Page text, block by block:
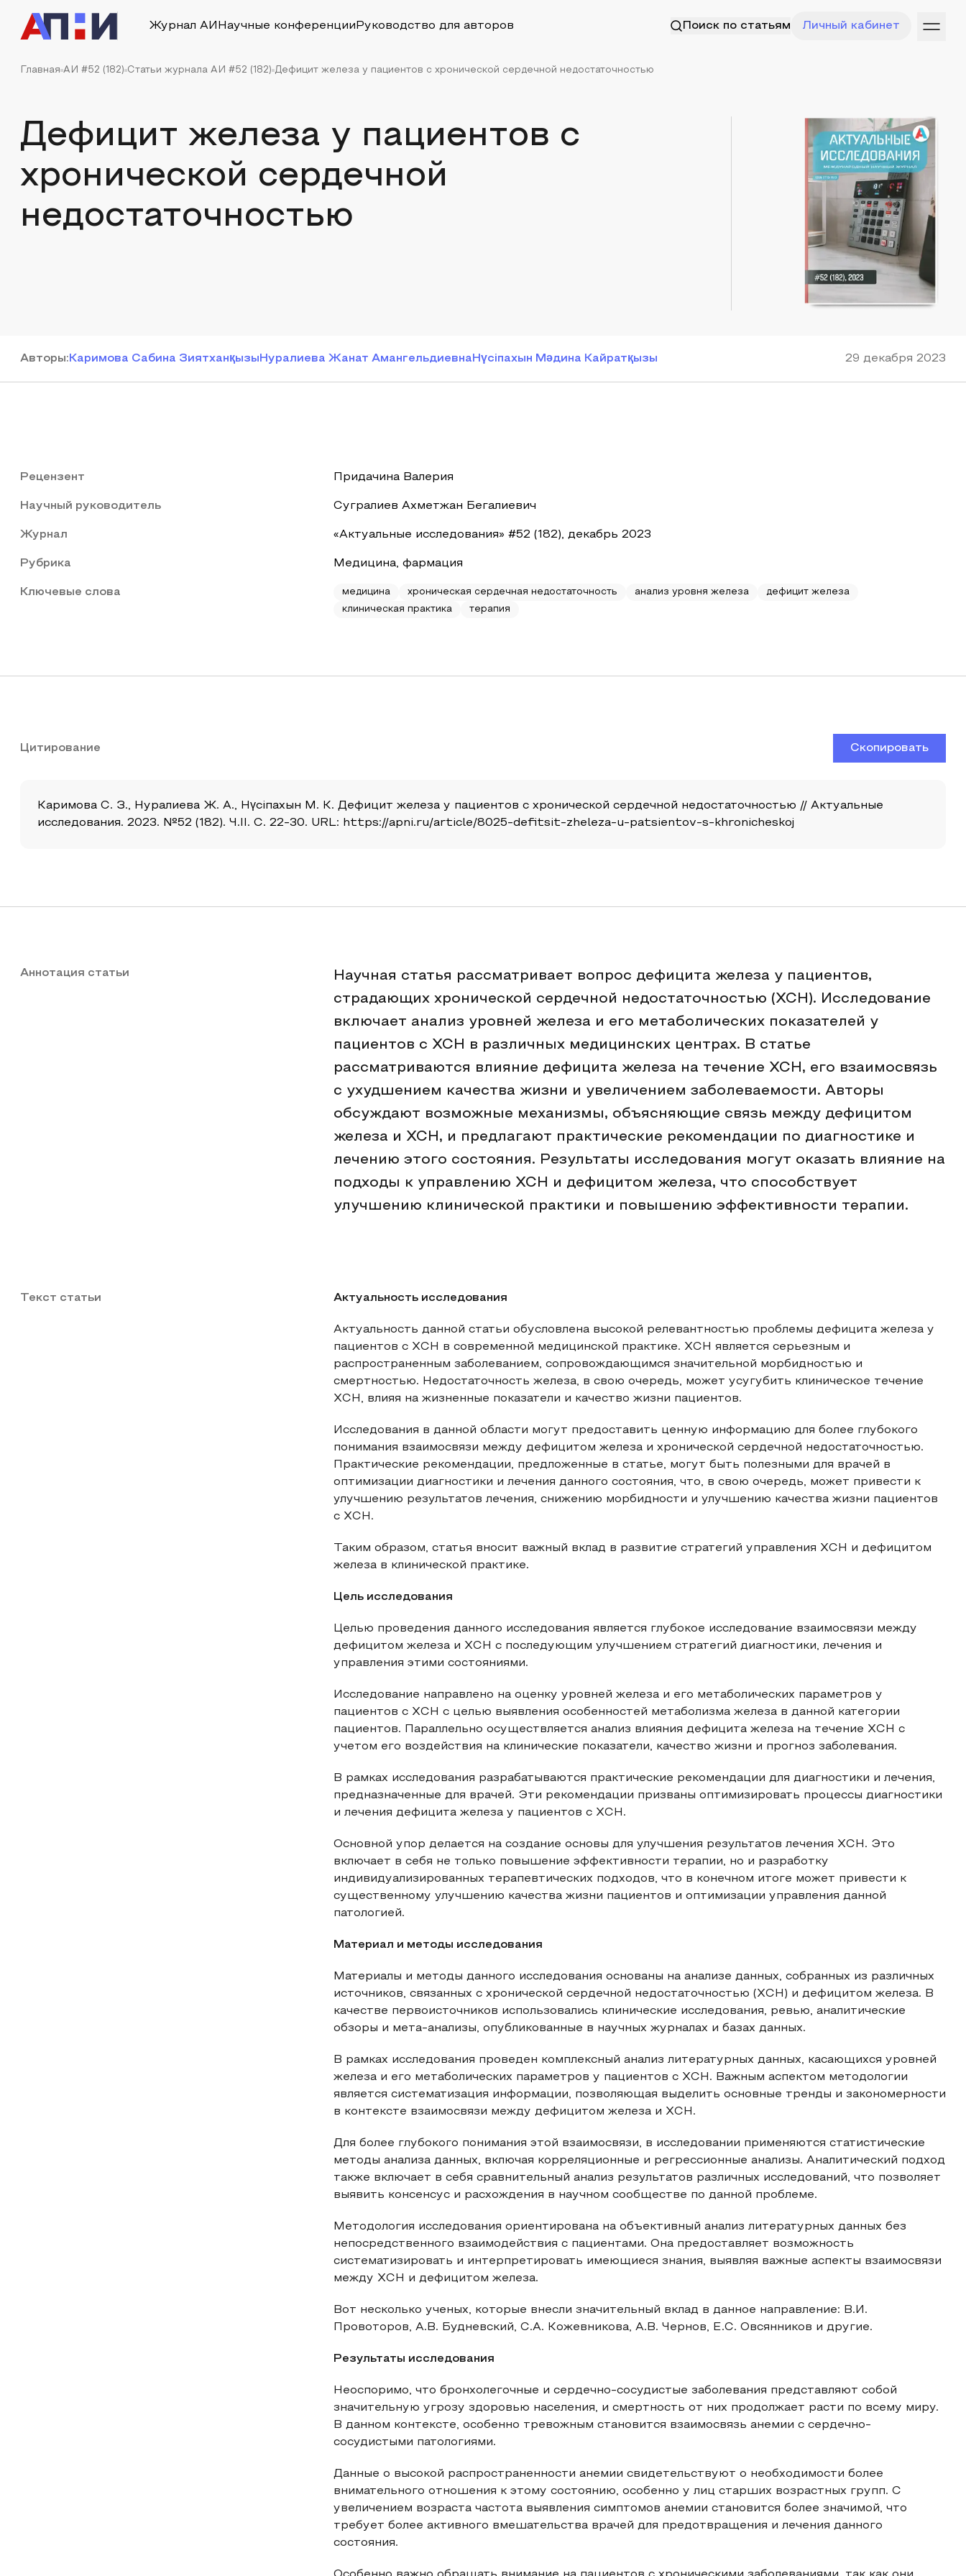
Журнал АИ Научные конференции Руководство для авторов Поиск по статьям Личный кабинет
Главная АИ #52 (182) Статьи журнала АИ #52 (182) Дефицит железа у пациентов с хронической сердечной недостаточностью
Дефицит железа у пациентов с
хронической сердечной
недостаточностью
Авторы: Каримова Сабина Зиятханқызы Нуралиева Жанат Амангельдиевна Нүсiпахын Мǝдина Кайратқызы 29 декабря 2023
Рецензент Придачина Валерия
Научный руководитель Сугралиев Ахметжан Бегалиевич
Журнал «Актуальные исследования» #52 (182), декабрь 2023
Рубрика Медицина, фармация
Ключевые слова медицина хроническая сердечная недостаточность анализ уровня железа
дефицит железа
клиническая практика
терапия
Цитирование Скопировать
Каримова С. З., Нуралиева Ж. А., Нүсiпахын М. К. Дефицит железа у пациентов с хронической сердечной недостаточностью // Актуальные
исследования. 2023. №52 (182). Ч.II. С. 22-30. URL: https://apni.ru/article/8025-defitsit-zheleza-u-patsientov-s-khronicheskoj
Аннотация статьи
Научная статья рассматривает вопрос дефицита железа у пациентов,
страдающих хронической сердечной недостаточностью (ХСН). Исследование
включает анализ уровней железа и его метаболических показателей у
пациентов с ХСН в различных медицинских центрах. В статье
рассматриваются влияние дефицита железа на течение ХСН, его взаимосвязь
с ухудшением качества жизни и увеличением заболеваемости. Авторы
обсуждают возможные механизмы, объясняющие связь между дефицитом
железа и ХСН, и предлагают практические рекомендации по диагностике и
лечению этого состояния. Результаты исследования могут оказать влияние на
подходы к управлению ХСН и дефицитом железа, что способствует
улучшению клинической практики и повышению эффективности терапии.
Текст статьи Актуальность исследования
Актуальность данной статьи обусловлена высокой релевантностью проблемы дефицита железа у
пациентов с ХСН в современной медицинской практике. ХСН является серьезным и
распространенным заболеванием, сопровождающимся значительной морбидностью и
смертностью. Недостаточность железа, в свою очередь, может усугубить клиническое течение
ХСН, влияя на жизненные показатели и качество жизни пациентов.
Исследования в данной области могут предоставить ценную информацию для более глубокого
понимания взаимосвязи между дефицитом железа и хронической сердечной недостаточностью.
Практические рекомендации, предложенные в статье, могут быть полезными для врачей в
оптимизации диагностики и лечения данного состояния, что, в свою очередь, может привести к
улучшению результатов лечения, снижению морбидности и улучшению качества жизни пациентов
с ХСН.
Таким образом, статья вносит важный вклад в развитие стратегий управления ХСН и дефицитом
железа в клинической практике.
Цель исследования
Целью проведения данного исследования является глубокое исследование взаимосвязи между
дефицитом железа и ХСН с последующим улучшением стратегий диагностики, лечения и
управления этими состояниями.
Исследование направлено на оценку уровней железа и его метаболических параметров у
пациентов с ХСН с целью выявления особенностей метаболизма железа в данной категории
пациентов. Параллельно осуществляется анализ влияния дефицита железа на течение ХСН с
учетом его воздействия на клинические показатели, качество жизни и прогноз заболевания.
В рамках исследования разрабатываются практические рекомендации для диагностики и лечения,
предназначенные для врачей. Эти рекомендации призваны оптимизировать процессы диагностики
и лечения дефицита железа у пациентов с ХСН.
Основной упор делается на создание основы для улучшения результатов лечения ХСН. Это
включает в себя не только повышение эффективности терапии, но и разработку
индивидуализированных терапевтических подходов, что в конечном итоге может привести к
существенному улучшению качества жизни пациентов и оптимизации управления данной
патологией.
Материал и методы исследования
Материалы и методы данного исследования основаны на анализе данных, собранных из различных
источников, связанных с хронической сердечной недостаточностью (ХСН) и дефицитом железа. В
качестве первоисточников использовались клинические исследования, ревью, аналитические
обзоры и мета-анализы, опубликованные в научных журналах и базах данных.
В рамках исследования проведен комплексный анализ литературных данных, касающихся уровней
железа и его метаболических параметров у пациентов с ХСН. Важным аспектом методологии
является систематизация информации, позволяющая выделить основные тренды и закономерности
в контексте взаимосвязи между дефицитом железа и ХСН.
Для более глубокого понимания этой взаимосвязи, в исследовании применяются статистические
методы анализа данных, включая корреляционные и регрессионные анализы. Аналитический подход
также включает в себя сравнительный анализ результатов различных исследований, что позволяет
выявить консенсус и расхождения в научном сообществе по данной проблеме.
Методология исследования ориентирована на объективный анализ литературных данных без
непосредственного взаимодействия с пациентами. Она предоставляет возможность
систематизировать и интерпретировать имеющиеся знания, выявляя важные аспекты взаимосвязи
между ХСН и дефицитом железа.
Вот несколько ученых, которые внесли значительный вклад в данное направление: В.И.
Провоторов, А.В. Будневский, С.А. Кожевникова, А.В. Чернов, Е.С. Овсянников и другие.
Результаты исследования
Неоспоримо, что бронхолегочные и сердечно-сосудистые заболевания представляют собой
значительную угрозу здоровью населения, и смертность от них продолжает расти по всему миру.
В данном контексте, особенно тревожным становится взаимосвязь анемии с сердечно-
сосудистыми патологиями.
Данные о высокой распространенности анемии свидетельствуют о необходимости более
внимательного отношения к этому состоянию, особенно у лиц старших возрастных групп. С
увеличением возраста частота выявления симптомов анемии становится более значимой, что
требует более активного вмешательства врачей для предотвращения и лечения данного
состояния.